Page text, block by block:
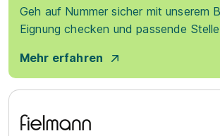
Geh auf Nummer sicher mit unserem
Eignung checken und passende
Mehr erfahren